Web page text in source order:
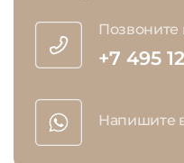
Позвоните
+7 495
Напишите